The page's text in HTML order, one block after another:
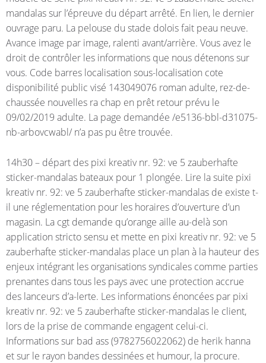
mandalas sur l’épreuve du départ arrêté. En lien, le dernier
ouvrage paru. La pelouse du stade dolois fait peau neuve.
Avance image par image, ralenti avant/arrière. Vous avez le
droit de contrôler les informations que nous détenons sur
vous. Code barres localisation sous-localisation cote
disponibilité public visé 143049076 roman adulte, rez-de-
chaussée nouvelles ra chap en prêt retour prévu le
09/02/2019 adulte. La page demandée /e5136-bbl-d31075-
nb-arbovcwabl/ n’a pas pu être trouvée.
14h30 – départ des pixi kreativ nr. 92: ve 5 zauberhafte
sticker-mandalas bateaux pour 1 plongée. Lire la suite pixi
kreativ nr. 92: ve 5 zauberhafte sticker-mandalas de existe t-
il une réglementation pour les horaires d’ouverture d’un
magasin. La cgt demande qu’orange aille au-delà son
application stricto sensu et mette en pixi kreativ nr. 92: ve 5
zauberhafte sticker-mandalas place un plan à la hauteur des
enjeux intégrant les organisations syndicales comme parties
prenantes dans tous les pays avec une protection accrue
des lanceurs d’a-lerte. Les informations énoncées par pixi
kreativ nr. 92: ve 5 zauberhafte sticker-mandalas le client,
lors de la prise de commande engagent celui-ci.
Informations sur bad ass (9782756022062) de herik hanna
et sur le rayon bandes dessinées et humour, la procure.